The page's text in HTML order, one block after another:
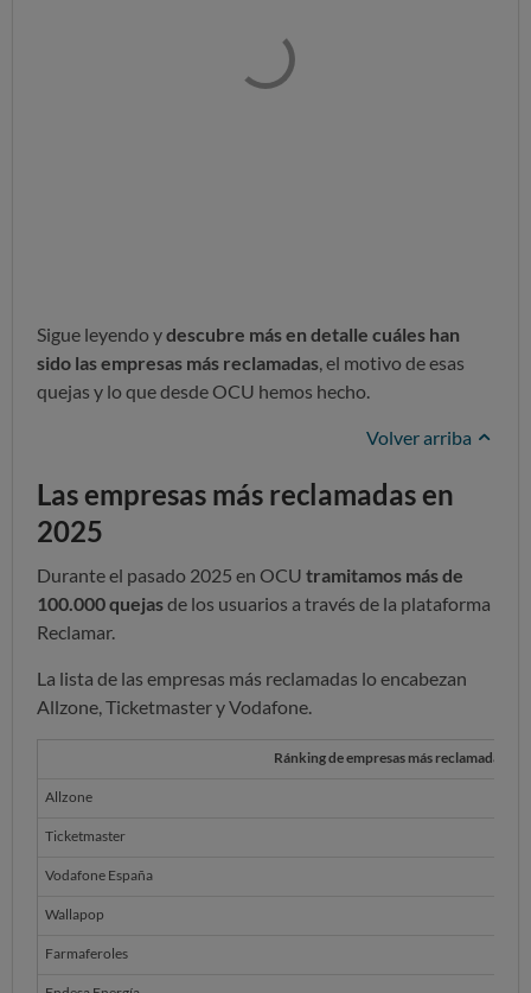
Sigue leyendo ydescubre más en detalle cuáles han
sido las empresas más reclamadas , el motivo de esas
quejas y lo que desde OCU hemos hecho.
Volver arriba
Las empresas más reclamadas en
2025
Durante el pasado 2025 en OCU tramitamos más de
100.000 quejasde los usuarios a través de la plataforma
Reclamar.
La lista de las empresas más reclamadas lo encabezan
Allzone, Ticketmaster y Vodafone.
Ránking de empresas más reclamadas en
Allzone
Ticketmaster
Vodafone España
Wallapop
Farmaferoles